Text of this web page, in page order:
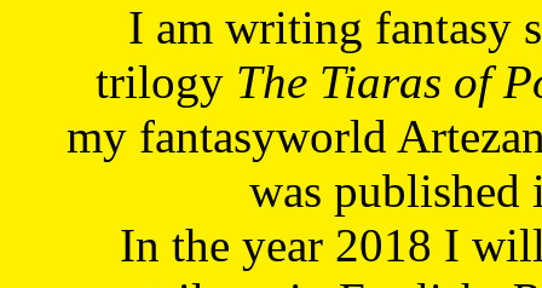
I am writing fantasy
trilogy The Tiaras of
my fantasyworld
was published
In the year 2018 I